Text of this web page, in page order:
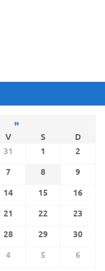
»
V S
D
31 1
2
7 8
9
14 15
16
21 22
23
28 29
30
4 5 6